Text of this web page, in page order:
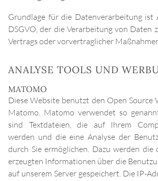
Grundlage für die Datenverarbeitung ist
DSGVO, der die Verarbeitung von Daten
Vertrags oder vorvertraglicher
ANALYSE TOOLS UND
MATOMO
Diese Website benutzt den Open Source
Matomo. Matomo verwendet so
sind Textdateien, die auf Ihrem
werden und die eine Analyse der
durch Sie ermöglichen. Dazu werden die
erzeugten Informationen über die
auf unserem Server gespeichert. Die IP-